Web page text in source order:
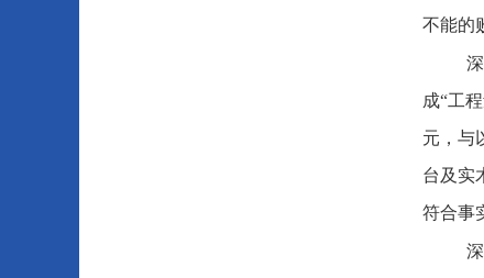
不能的
成“工
元，与
台及实
符合事